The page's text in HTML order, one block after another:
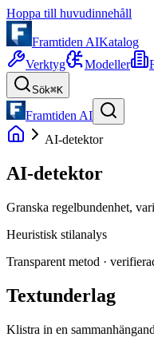
Hoppa till huvudinnehåll
Framtiden AIKatalog
Verktyg
Modeller
Sök⌘K
Framtiden AI
AI-detektor
AI-detektor
Granska regelbundenhet,
Heuristisk stilanalys
Transparent metod ·
Textunderlag
Klistra in en